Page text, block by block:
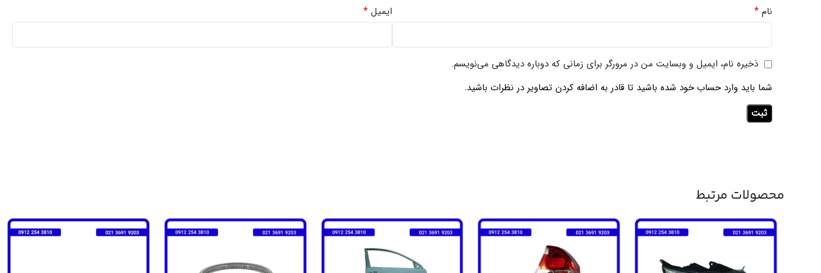
نام * ایمیل *
ذخیره نام، ایمیل و وبسایت من در مرورگر برای زمانی که دوباره دیدگاهی می‌نویسم.
شما باید وارد حساب خود شده باشید تا قادر به اضافه کردن تصاویر در نظرات باشید.
محصولات مرتبط